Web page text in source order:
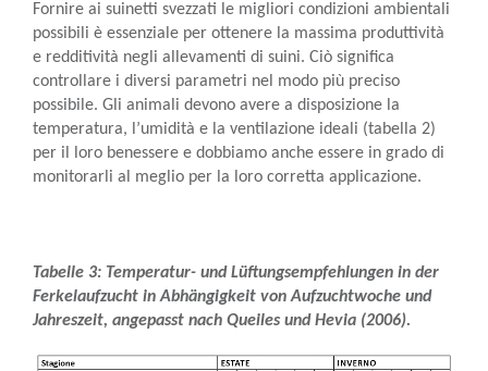
Fornire ai suinetti svezzati le migliori condizioni ambientali
possibili è essenziale per ottenere la massima produttività
e redditività negli allevamenti di suini. Ciò significa
controllare i diversi parametri nel modo più preciso
possibile. Gli animali devono avere a disposizione la
temperatura, l’umidità e la ventilazione ideali (tabella 2)
per il loro benessere e dobbiamo anche essere in grado di
monitorarli al meglio per la loro corretta applicazione.
Tabelle 3: Temperatur- und Lüftungsempfehlungen in der
Ferkelaufzucht in Abhängigkeit von Aufzuchtwoche und
Jahreszeit, angepasst nach Queiles und Hevia (2006).